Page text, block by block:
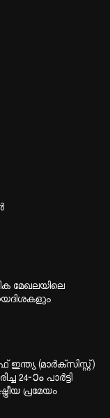
മേഖലയിലെ
ഇന്ത്യ (മാർക്സിസ്റ്റ്)
24‐ാം പാർട്ടി
പ്രമേയം